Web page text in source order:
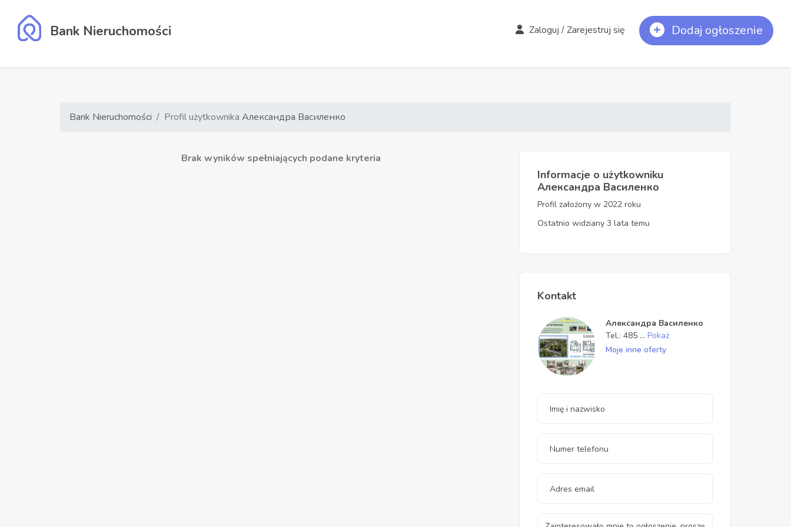
Bank Nieruchomości Zaloguj / Zarejestruj się Dodaj ogłoszenie
Bank Nieruchomości Profil użytkownika Александра Василенко
Brak wyników spełniających podane kryteria
Informacje o użytkowniku
Александра Василенко
Profil założony w 2022 roku
Ostatnio widziany 3 lata temu
Kontakt
Александра Василенко
Tel.: 485 ... Pokaż
Moje inne oferty